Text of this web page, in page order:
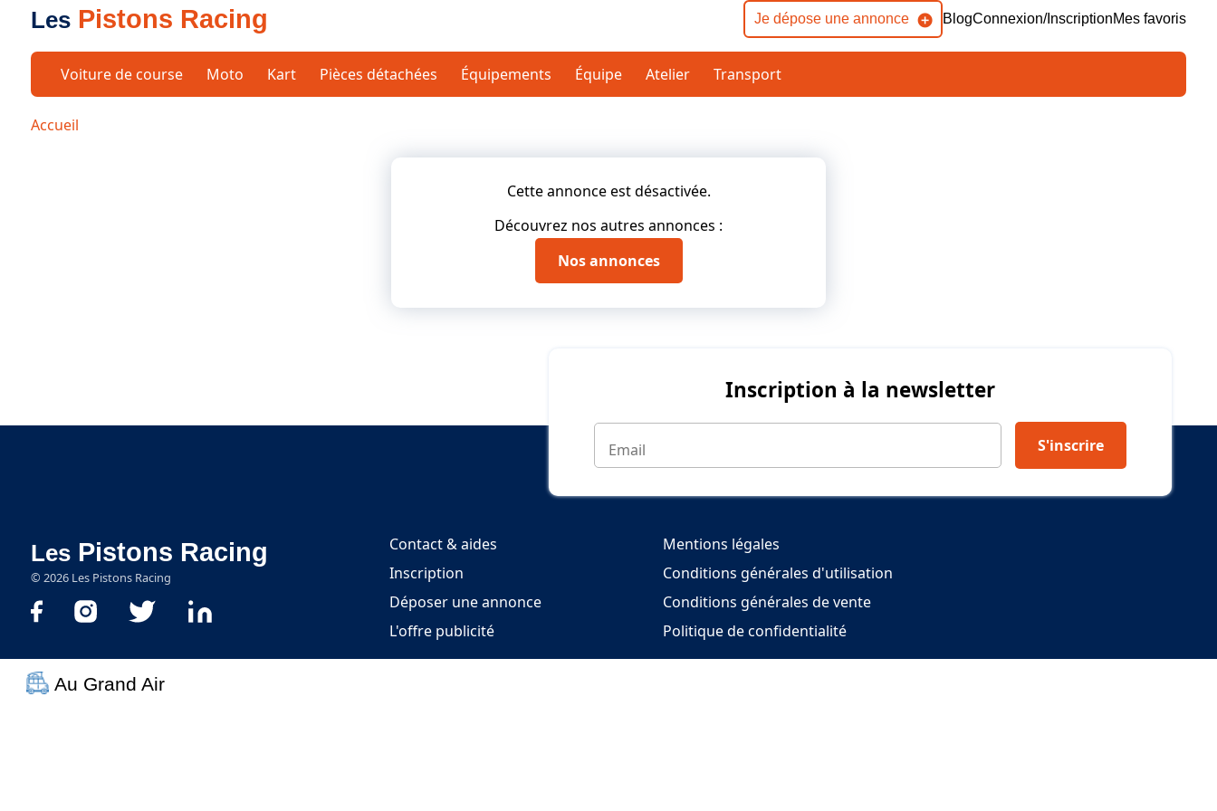
LesPistons Racing Je dépose une annonce BlogConnexion/InscriptionMes favoris
Voiture de course Moto Kart Pièces détachées Équipements Équipe Atelier Transport
Accueil
Cette annonce est désactivée.
Découvrez nos autres annonces :
Nos annonces
Inscription à la newsletter
S'inscrire
LesPistons Racing
© 2026Les Pistons Racing
Contact & aides
Inscription
Déposer une annonce
L'offre publicité
Mentions légales
Conditions générales d'utilisation
Conditions générales de vente
Politique de confidentialité
Au Grand Air